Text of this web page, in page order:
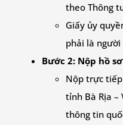
theo Thông
Giấy ủy
phải là
Bước 2: Nộp hồ sơ
Nộp trực
tỉnh Bà Rịa –
thông tin